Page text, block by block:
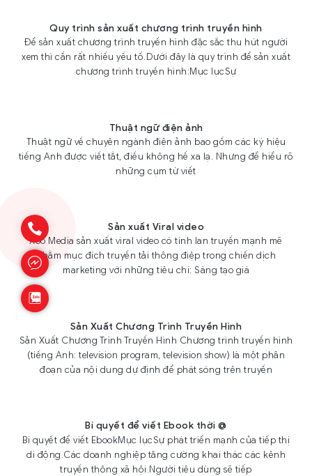
Quy trình sản xuất chương trình truyền hình
Để sản xuất chương trình truyền hình đặc sắc thu hút người
xem thì cần rất nhiều yếu tố.Dưới đây là quy trình để sản xuất
chương trình truyền hình:Mục lụcSự
Thuật ngữ điện ảnh
Thuật ngữ về chuyên ngành điện ảnh bao gồm các ký hiệu
tiếng Anh được viết tắt, điều không hề xa lạ. Nhưng để hiểu rõ
những cụm từ viết
Sản xuất Viral video
Xoo Media sản xuất viral video có tính lan truyền mạnh mẽ
nhằm mục đích truyền tải thông điệp trong chiến dịch
marketing với những tiêu chí: Sáng tạo giá
Sản Xuất Chương Trình Truyền Hình
Sản Xuất Chương Trình Truyền Hình Chương trình truyền hình
(tiếng Anh: television program, television show) là một phân
đoạn của nội dung dự định để phát sóng trên truyền
Bí quyết để viết Ebook thời @
Bí quyết để viết EbookMục lụcSự phát triển mạnh của tiếp thị
di động.Các doanh nghiệp tăng cường khai thác các kênh
truyền thông xã hội.Người tiêu dùng sẽ tiếp